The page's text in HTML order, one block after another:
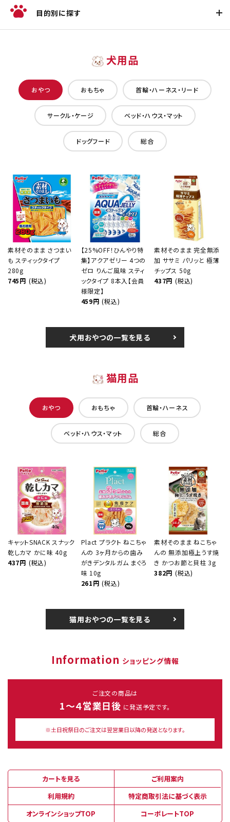
目的別に探す
犬用品
おやつ おもちゃ 首輪・ハーネス・リード
サークル・ケージ ベッド・ハウス・マット
ドッグフード 総合
素材そのまま さつまい
も スティックタイプ
280g
745円 (税込)
【25%OFF！ひんやり特
集】アクアゼリー 4つの
ゼロ りんご風味 スティ
ックタイプ 8本入【会員
様限定】
459円 (税込)
素材そのまま 完全無添
加 ササミ パリッと 極薄
チップス 50g
437円 (税込)
犬用おやつの一覧を見る
猫用品
おやつ おもちゃ 首輪・ハーネス
ベッド・ハウス・マット 総合
キャットSNACK スナック
乾しカマ かに味 40g
437円 (税込)
Plact プラクト ねこちゃ
んの 3ヶ月からの歯み
がきデンタルガム まぐろ
味 10g
261円 (税込)
素材そのまま ねこちゃ
んの 無添加極上うす焼
き かつお節と貝柱 3g
382円 (税込)
猫用おやつの一覧を見る
Information ショッピング情報
ご注文の商品は
1～４営業日後 に発送予定です。
※土日祝祭日のご注文は翌営業日以降の発送となります。
カートを見る
ご利用案内
利用規約
特定商取引法に基づく表示
オンラインショップTOP
コーポレートTOP